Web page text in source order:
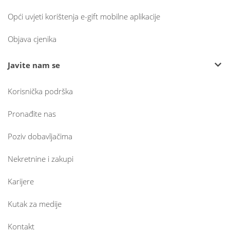
Opći uvjeti korištenja e-gift mobilne aplikacije
Objava cjenika
Javite nam se
Korisnička podrška
Pronađite nas
Poziv dobavljačima
Nekretnine i zakupi
Karijere
Kutak za medije
Kontakt